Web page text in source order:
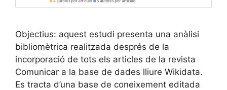
Objectius: aquest estudi presenta una anàlisi
bibliomètrica realitzada després de la
incorporació de tots els articles de la revista
Comunicar a la base de dades lliure Wikidata.
Es tracta d’una base de coneixement editada